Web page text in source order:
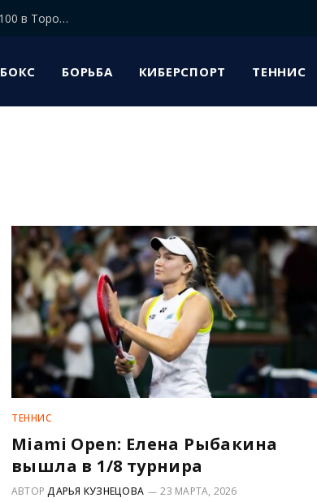
Елена Рыбакина прошла в 1/8 финала турнира WTA100 в Торонто
БОКС БОРЬБА КИБЕРСПОРТ ТЕННИС
ТЕННИС
Miami Open: Елена Рыбакина
вышла в 1/8 турнира
АВТОРДАРЬЯ КУЗНЕЦОВА 23 МАРТА, 2026